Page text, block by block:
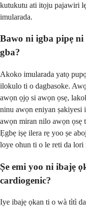
kutukutu ati itọju pajawiri
imularada.
Bawo ni igba pipẹ
gba?
Akoko imularada yatọ
ilokulo ti o dagbasoke.
awọn ọjọ si awọn ọsẹ,
ninu awọn eniyan
awọn miran nilo awọn ọsẹ
Ẹgbẹ iṣẹ ilera rẹ yoo ṣe
loye ohun ti o le reti da lori
Ṣe emi yoo ni ibajẹ
cardiogenic?
Iye ibajẹ ọkan ti o wà tìtì